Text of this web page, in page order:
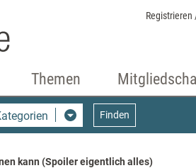
Themen
Finden
kann (Spoiler eigentlich alles)